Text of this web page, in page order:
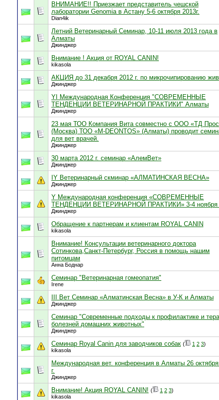
ВНИМАНИЕ!! Приезжает представитель чешской
лаборатории Genomia в Астану 5-6 октября 2013г.
Dian4ik
Летний Ветеринарный Семинар, 10-11 июля 2013 года в
Алматы
Джинджер
Внимание ! Акция от ROYAL CANIN!
kikasola
АКЦИЯ до 31 декабря 2012 г. по микрочипированию
Джинджер
YI Международная Конференция "СОВРЕМЕННЫЕ
ТЕНДЕНЦИИ ВЕТЕРИНАРНОЙ ПРАКТИКИ" Алматы
Джинджер
23 мая ТОО Компания Вита совместно с ООО «ТД
(Москва) ТОО «M-DEONTOS» (Алматы) проводит
для вет врачей.
Джинджер
30 марта 2012 г. семинар «АлемВет»
Джинджер
IY Ветеринарный скминар «АЛМАТИНСКАЯ ВЕСНА»
Джинджер
Y Международная конференция «СОВРЕМЕННЫЕ
ТЕНДЕНЦИИ ВЕТЕРИНАРНОЙ ПРАКТИКИ» 3-4 ноября
Джинджер
Обращение к партнерам и клиентам ROYAL CANIN
kikasola
Внимание! Консультации ветеринарного доктора
Сотинкова,Санкт-Петербург, Россия в помощь нашим
питомцам
Анна Боднар
Семинар "Ветеринарная гомеопатия"
Irene
III Вет Семинар «Алматинская Весна» в У-К и Алматы
Джинджер
Семинар "Современные подходы к профилактике и
болезней домашних животных"
Джинджер
Семинар Royal Canin для заводчиков собак ( 1 2 3)
kikasola
Международная вет. конференция в Алматы 26
г.
Джинджер
Внимание! Акция ROYAL CANIN! ( 1 2 3)
kikasola